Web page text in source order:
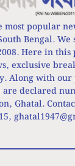
most popular
Bengal.
Here in
exclusive
Along with
declared
Ghatal.